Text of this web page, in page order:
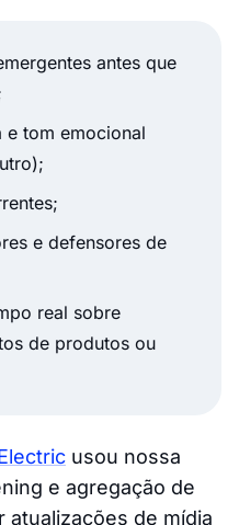
antes que
e tom emocional
e defensores de
real sobre
de produtos ou
usou nossa
e agregação de
de mídia